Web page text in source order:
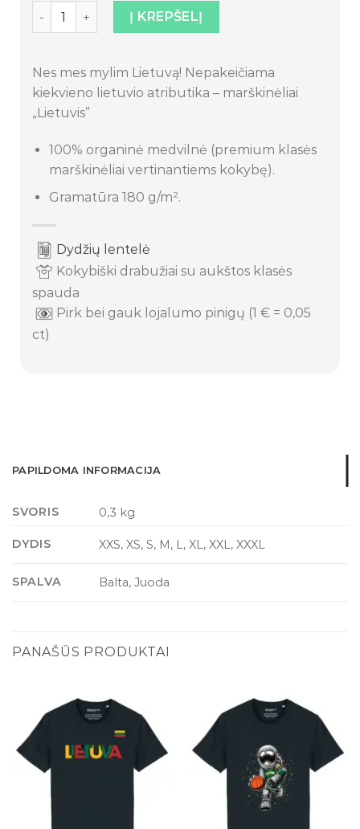
produkto kiekis: Marškinėliai „Lietuvis“
Į KREPŠELĮ
Nes mes mylim Lietuvą! Nepakeičiama
kiekvieno lietuvio atributika – marškinėliai
„Lietuvis”
100% organinė medvilnė (premium klasės
marškinėliai vertinantiems kokybę).
Gramatūra 180 g/m².
Dydžių lentelė
Kokybiški drabužiai su aukštos klasės
spauda
Pirk bei gauk lojalumo pinigų (1 € = 0,05
ct)
PAPILDOMA INFORMACIJA
SVORIS 0,3 kg
DYDIS XXS, XS, S, M, L, XL, XXL, XXXL
SPALVA Balta, Juoda
PANAŠŪS PRODUKTAI